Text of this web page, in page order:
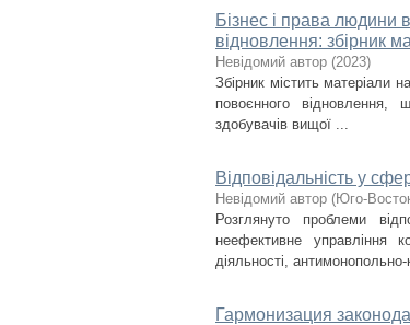
Бізнес і права людини
відновлення: збірник
Невідомий автор (2023)
Збірник містить матеріали
повоєнного відновлення,
здобувачів вищої ...
Відповідальність у
Невідомий автор (Юго-
Розглянуто проблеми
неефективне управління
діяльності,
Гармонизация